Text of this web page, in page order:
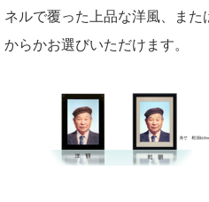
ネルで覆った上品な洋風、ま
からかお選びいただけます。